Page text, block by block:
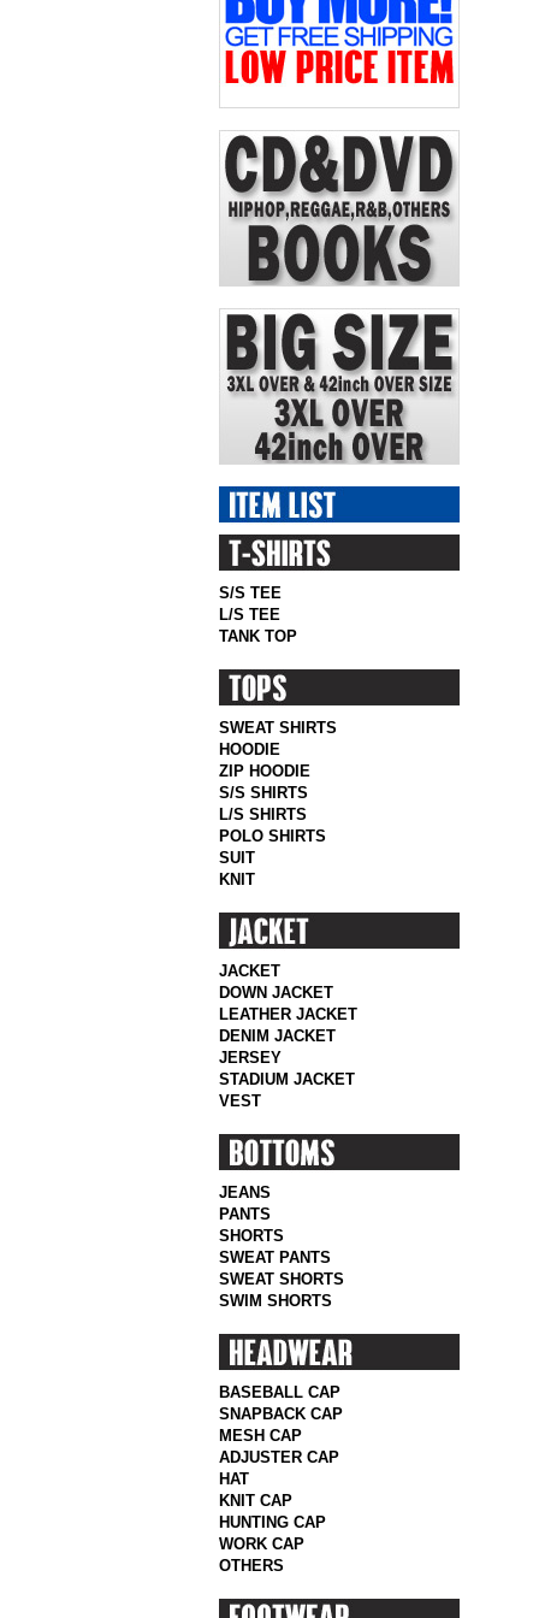
S/S TEE
L/S TEE
TANK TOP
SWEAT SHIRTS
HOODIE
ZIP HOODIE
S/S SHIRTS
L/S SHIRTS
POLO SHIRTS
SUIT
KNIT
JACKET
DOWN JACKET
LEATHER JACKET
DENIM JACKET
JERSEY
STADIUM JACKET
VEST
JEANS
PANTS
SHORTS
SWEAT PANTS
SWEAT SHORTS
SWIM SHORTS
BASEBALL CAP
SNAPBACK CAP
MESH CAP
ADJUSTER CAP
HAT
KNIT CAP
HUNTING CAP
WORK CAP
OTHERS